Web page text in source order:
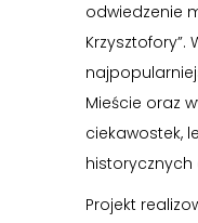
odwiedzenie
Krzysztofory”.
Mieście oraz
ciekawostek,
historycznych
Projekt